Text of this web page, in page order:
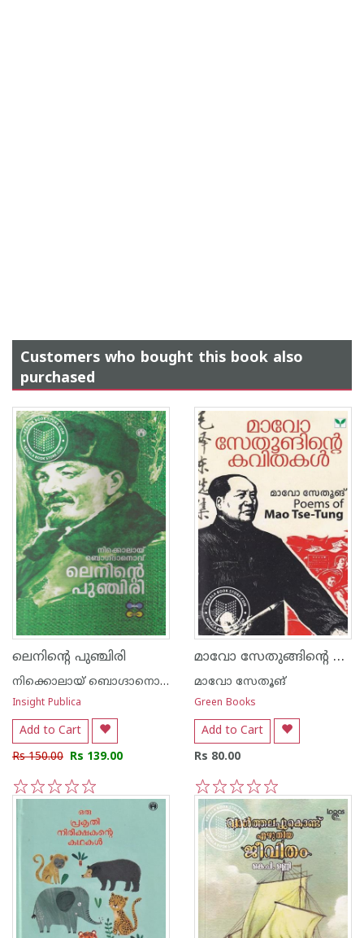
Customers who bought this book also
purchased
ലെനിന്റെ പുഞ്ചിരി
നിക്കൊലായ് ബൊഗ്ദാനൊവ്
Insight Publica
Add to Cart
Rs 150.00 Rs 139.00
5
4
3
2
1
മാവോ സേതുങ്ങിന്റെ കവിതകൾ
മാവോ സേതൂങ്
Green Books
Add to Cart
Rs 80.00
5
4
3
2
1